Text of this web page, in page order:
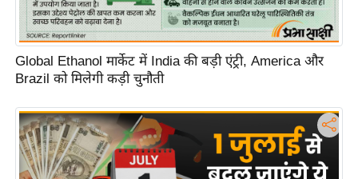
Global Ethanol मार्केट में India की बड़ी एंट्री, America और
Brazil को मिलेगी कड़ी चुनौती